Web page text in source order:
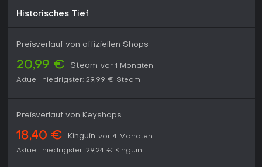
Historisches Tief
Preisverlauf von offiziellen Shops
20,99 € Steam vor 1 Monaten
Aktuell niedrigster: 29,99 € Steam
Preisverlauf von Keyshops
18,40 € Kinguin vor 4 Monaten
Aktuell niedrigster: 29,24 € Kinguin